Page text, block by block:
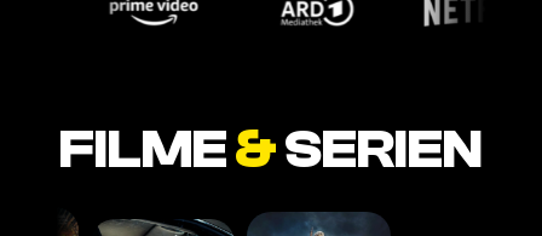
FILME&SERIEN